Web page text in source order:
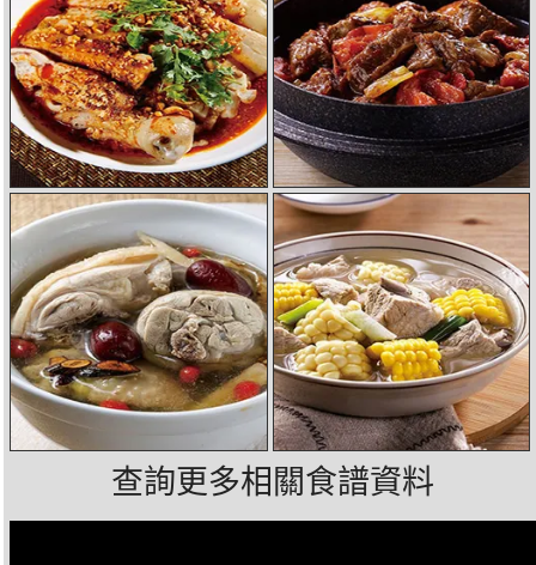
查詢更多相關食譜資料